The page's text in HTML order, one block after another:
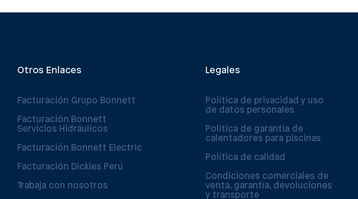
Otros Enlaces
Facturación Grupo Bonnett
Facturación Bonnett
Servicios Hidráulicos
Facturación Bonnett Electric
Facturación Dickies Perú
Trabaja con nosotros
Legales
Política de privacidad y uso
de datos personales
Politica de garantia de
calentadores para piscinas
Política de calidad
Condiciones comerciales de
venta, garantía, devoluciones
y transporte